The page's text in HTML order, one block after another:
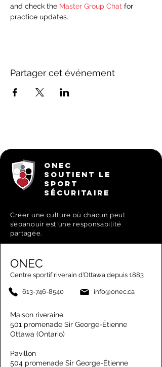
and check the Master Group Chat for
practice updates.
Partager cet événement
ONEC
SOUTIENT LE
SPORT
SÉCURITAIRE
Créer une culture où chacun peut
s’épanouir est une responsabilité
partagée.
ONEC
Centre sportif riverain d’Ottawa depuis 1883
613-746-8540 info@onec.ca
Maison riveraine
501 promenade Sir George-Étienne
Ottawa (Ontario)
Pavillon
504 promenade Sir George-Étienne